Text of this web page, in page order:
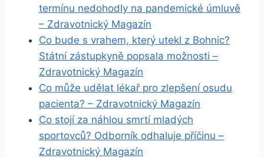
termínu nedohodly na pandemické úmluvě
– Zdravotnický Magazín
Co bude s vrahem, který utekl z Bohnic?
Státní zástupkyně popsala možnosti –
Zdravotnický Magazín
Co může udělat lékař pro zlepšení osudu
pacienta? – Zdravotnický Magazín
Co stojí za náhlou smrtí mladých
sportovců? Odborník odhaluje příčinu –
Zdravotnický Magazín